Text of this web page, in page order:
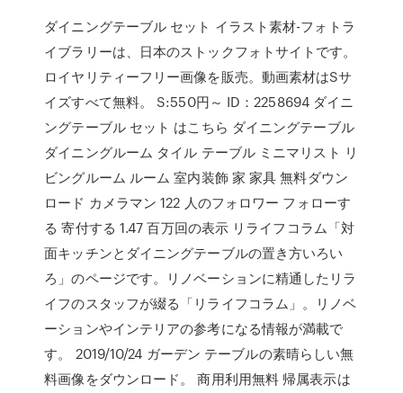
ダイニングテーブル セット イラスト素材-フォトラ
イブラリーは、日本のストックフォトサイトです。
ロイヤリティーフリー画像を販売。動画素材はSサ
イズすべて無料。 S:550円～ ID：2258694 ダイニ
ングテーブル セット はこちら ダイニングテーブル
ダイニングルーム タイル テーブル ミニマリスト リ
ビングルーム ルーム 室内装飾 家 家具 無料ダウン
ロード カメラマン 122 人のフォロワー フォローす
る 寄付する 1.47 百万回の表示 リライフコラム「対
面キッチンとダイニングテーブルの置き方いろい
ろ」のページです。リノベーションに精通したリラ
イフのスタッフが綴る「リライフコラム」。リノベ
ーションやインテリアの参考になる情報が満載で
す。 2019/10/24 ガーデン テーブルの素晴らしい無
料画像をダウンロード。 商用利用無料 帰属表示は